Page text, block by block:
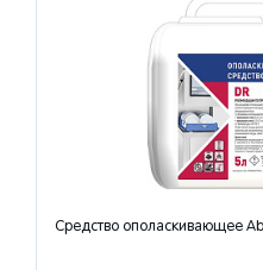
Средство ополаскивающее